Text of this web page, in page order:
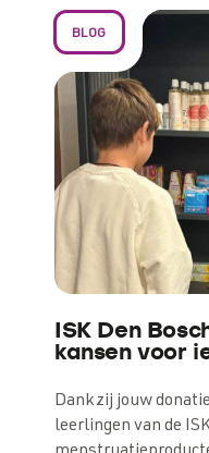
ISK Den
kansen voor
BLOG
Dankzij jouw
leerlingen van de